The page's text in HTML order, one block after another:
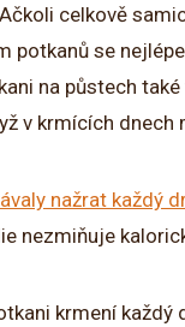
celkově
potkanů se
na půstech
v krmících
nažrat každý
nezmiňuje
krmení každý